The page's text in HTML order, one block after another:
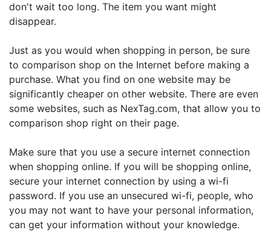
don't wait too long. The item you want might
disappear.
Just as you would when shopping in person, be sure
to comparison shop on the Internet before making a
purchase. What you find on one website may be
significantly cheaper on other website. There are even
some websites, such as NexTag.com, that allow you to
comparison shop right on their page.
Make sure that you use a secure internet connection
when shopping online. If you will be shopping online,
secure your internet connection by using a wi-fi
password. If you use an unsecured wi-fi, people, who
you may not want to have your personal information,
can get your information without your knowledge.